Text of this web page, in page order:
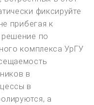
фиксируйте
прибегая к
по
комплекса УрГУ
в
в
а